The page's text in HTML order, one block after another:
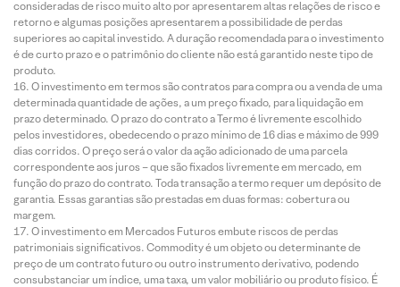
consideradas de risco muito alto por apresentarem altas relações de risco e
retorno e algumas posições apresentarem a possibilidade de perdas
superiores ao capital investido. A duração recomendada para o investimento
é de curto prazo e o patrimônio do cliente não está garantido neste tipo de
produto.
O investimento em termos são contratos para compra ou a venda de uma
determinada quantidade de ações, a um preço fixado, para liquidação em
prazo determinado. O prazo do contrato a Termo é livremente escolhido
pelos investidores, obedecendo o prazo mínimo de 16 dias e máximo de 999
dias corridos. O preço será o valor da ação adicionado de uma parcela
correspondente aos juros – que são fixados livremente em mercado, em
função do prazo do contrato. Toda transação a termo requer um depósito de
garantia. Essas garantias são prestadas em duas formas: cobertura ou
margem.
O investimento em Mercados Futuros embute riscos de perdas
patrimoniais significativos. Commodity é um objeto ou determinante de
preço de um contrato futuro ou outro instrumento derivativo, podendo
consubstanciar um índice, uma taxa, um valor mobiliário ou produto físico. É